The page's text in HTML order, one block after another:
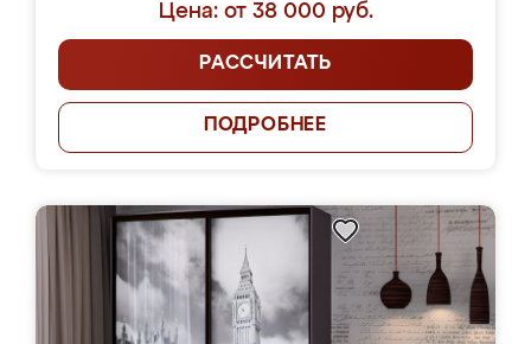
Цена: от 38 000 руб.
РАССЧИТАТЬ
ПОДРОБНЕЕ